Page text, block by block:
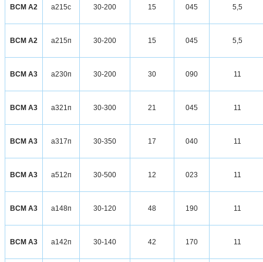
ВСМ А2 а215с 30-200 15 045 5,5
ВСМ А2 а215п 30-200 15 045 5,5
ВСМ А3 а230п 30-200 30 090 11
ВСМ А3 а321п 30-300 21 045 11
ВСМ А3 а317п 30-350 17 040 11
ВСМ А3 а512п 30-500 12 023 11
ВСМ А3 а148п 30-120 48 190 11
ВСМ А3 а142п 30-140 42 170 11